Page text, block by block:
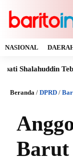
NASIONAL
Tebarkan
Beranda / DPRD /